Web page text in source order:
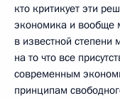
кто критикует эти
экономика и вообще
в известной степени
на то что все
современным
принципам